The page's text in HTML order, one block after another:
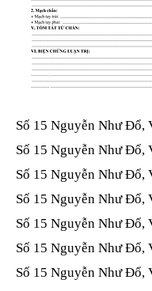
Số 15 Nguyễn Như Đổ,
Số 15 Nguyễn Như Đổ,
Số 15 Nguyễn Như Đổ,
Số 15 Nguyễn Như Đổ,
Số 15 Nguyễn Như Đổ,
Số 15 Nguyễn Như Đổ,
Số 15 Nguyễn Như Đổ,